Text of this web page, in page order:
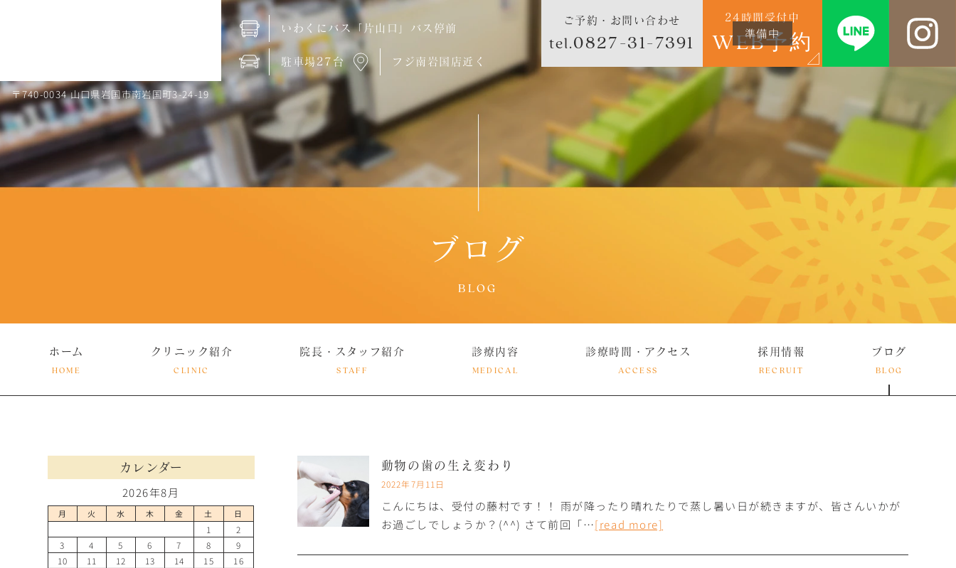
〒740-0034 山口県岩国市南岩国町3-24-19
いわくにバス「片山口」バス停前
駐車場27台 フジ南岩国店近く
ご予約・お問い合わせ
tel.0827-31-7391
24時間受付中
WEB予約
ブログ
BLOG
ホーム
HOME
クリニック紹介
CLINIC
院長・スタッフ紹介
STAFF
診療内容
MEDICAL
診療時間・アクセス
ACCESS
採用情報
RECRUIT
ブログ
BLOG
動物の歯の生え変わり
2022年7月11日
こんにちは、受付の藤村です！！ 雨が降ったり晴れたりで蒸し暑い日が続きますが、皆さんいかが
お過ごしでしょうか？(^^) さて前回「…[read more]
カレンダー
2026年8月
月 火 水 木 金 土 日
1
2
3
4 5 6 7 8
9
10
11 12 13 14 15
16